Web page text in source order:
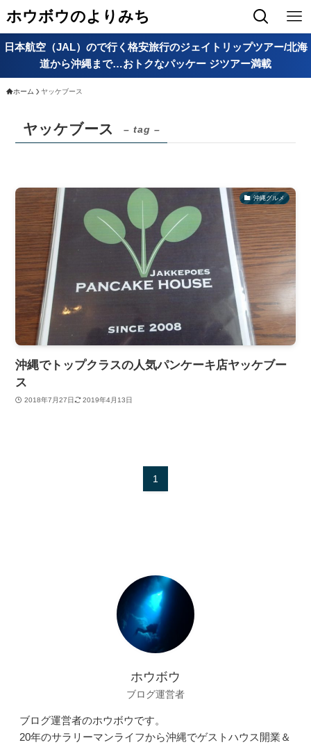
ホウボウのよりみち
日本航空（JAL）ので行く格安旅行のジェイトリップツアー/北海
道から沖縄まで…おトクなパッケー ジツアー満載
ホーム ヤッケブース
ヤッケブース – tag –
沖縄グルメ
沖縄でトップクラスの人気パンケーキ店ヤッケブー
ス
2018年7月27日 2019年4月13日
1
ホウボウ
ブログ運営者
ブログ運営者のホウボウです。
20年のサラリーマンライフから沖縄でゲストハウス開業＆